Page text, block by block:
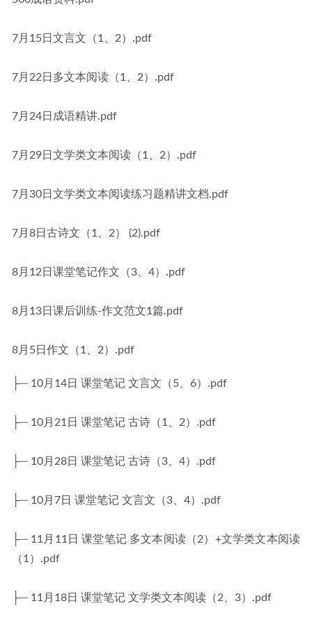
7月15日文言文（1、2）.pdf
7月22日多文本阅读（1、2）.pdf
7月24日成语精讲.pdf
7月29日文学类文本阅读（1、2）.pdf
7月30日文学类文本阅读练习题精讲文档.pdf
7月8日古诗文（1、2） (2).pdf
8月12日课堂笔记作文（3、4）.pdf
8月13日课后训练-作文范文1篇.pdf
8月5日作文（1、2）.pdf
├─ 10月14日 课堂笔记 文言文（5、6）.pdf
├─ 10月21日 课堂笔记 古诗（1、2）.pdf
├─ 10月28日 课堂笔记 古诗（3、4）.pdf
├─ 10月7日 课堂笔记 文言文（3、4）.pdf
├─ 11月11日 课堂笔记 多文本阅读（2）+文学类文本阅读
（1）.pdf
├─ 11月18日 课堂笔记 文学类文本阅读（2、3）.pdf